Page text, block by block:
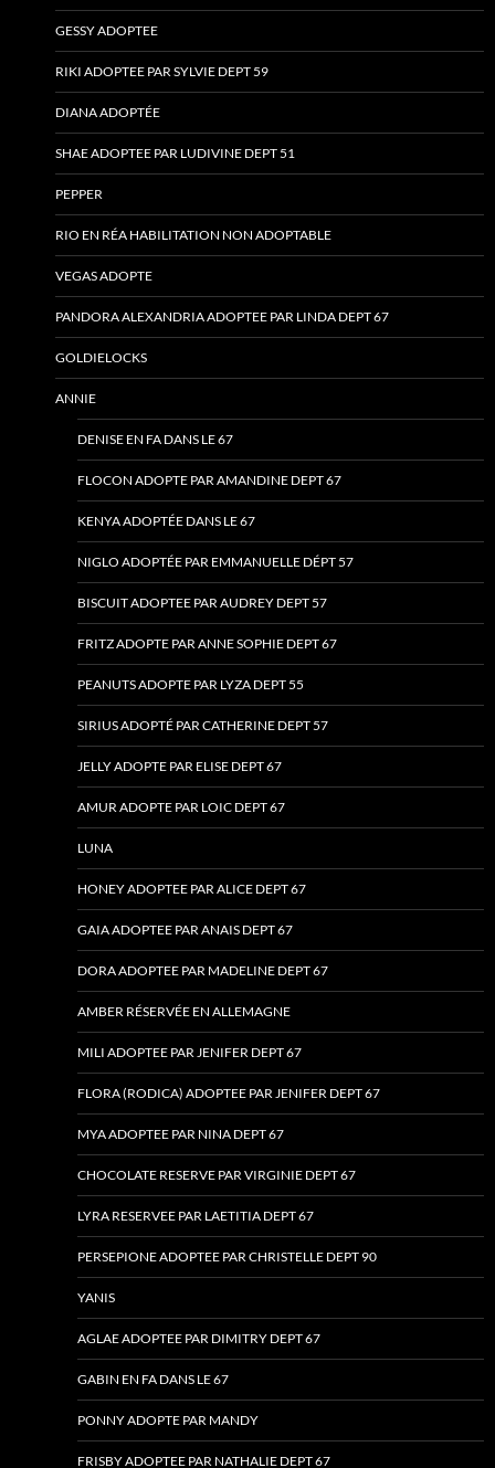
GESSY ADOPTEE
RIKI ADOPTEE PAR SYLVIE DEPT 59
DIANA ADOPTÉE
SHAE ADOPTEE PAR LUDIVINE DEPT 51
PEPPER
RIO EN RÉA HABILITATION NON ADOPTABLE
VEGAS ADOPTE
PANDORA ALEXANDRIA ADOPTEE PAR LINDA DEPT 67
GOLDIELOCKS
ANNIE
DENISE EN FA DANS LE 67
FLOCON ADOPTE PAR AMANDINE DEPT 67
KENYA ADOPTÉE DANS LE 67
NIGLO ADOPTÉE PAR EMMANUELLE DÉPT 57
BISCUIT ADOPTEE PAR AUDREY DEPT 57
FRITZ ADOPTE PAR ANNE SOPHIE DEPT 67
PEANUTS ADOPTE PAR LYZA DEPT 55
SIRIUS ADOPTÉ PAR CATHERINE DEPT 57
JELLY ADOPTE PAR ELISE DEPT 67
AMUR ADOPTE PAR LOIC DEPT 67
LUNA
HONEY ADOPTEE PAR ALICE DEPT 67
GAIA ADOPTEE PAR ANAIS DEPT 67
DORA ADOPTEE PAR MADELINE DEPT 67
AMBER RÉSERVÉE EN ALLEMAGNE
MILI ADOPTEE PAR JENIFER DEPT 67
FLORA (RODICA) ADOPTEE PAR JENIFER DEPT 67
MYA ADOPTEE PAR NINA DEPT 67
CHOCOLATE RESERVE PAR VIRGINIE DEPT 67
LYRA RESERVEE PAR LAETITIA DEPT 67
PERSEPIONE ADOPTEE PAR CHRISTELLE DEPT 90
YANIS
AGLAE ADOPTEE PAR DIMITRY DEPT 67
GABIN EN FA DANS LE 67
PONNY ADOPTE PAR MANDY
FRISBY ADOPTEE PAR NATHALIE DEPT 67